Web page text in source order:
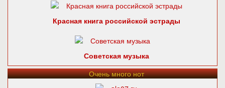
Красная книга российской эстрады
Советская музыка
Очень много нот